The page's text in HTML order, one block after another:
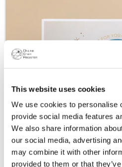
This website uses cookies
We use cookies to personalise
provide social media features
We also share information
our social media, advertising
may combine it with other
provided to them or that